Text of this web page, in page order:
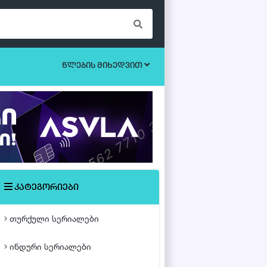
ბოევიკი
ეროტიული
ისტორიული
მძაფრ-სიუჟეტიანი
უკრაინული სერიალები
წლების მიხედვით
კატეგორიები
თურქული სერიალები
ინდური სერიალები